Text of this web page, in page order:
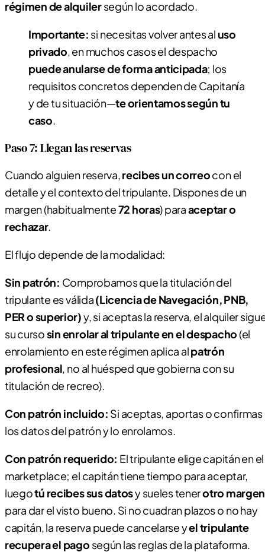
régimen de alquilersegún lo acordado.
Importante: si necesitas volver antes aluso
privado, en muchos casos el despacho
puede anularse de forma anticipada; los
requisitos concretos dependen de Capitanía
y de tu situación—te orientamos según tu
caso.
Paso 7: Llegan las reservas
Cuando alguien reserva,recibes un correocon el
detalle y el contexto del tripulante. Dispones de un
margen (habitualmente72 horas) paraaceptar o
rechazar.
El flujo depende de la modalidad:
Sin patrón: Comprobamos que la titulación del
tripulante es válida(Licencia de Navegación, PNB,
PER o superior)y, si aceptas la reserva, el alquiler
su cursosin enrolar al tripulante en el despacho(el
enrolamiento en este régimen aplica alpatrón
profesional, no al huésped que gobierna con su
titulación de recreo).
Con patrón incluido: Si aceptas, aportas o confirmas
los datos del patrón y lo enrolamos.
Con patrón requerido: El tripulante elige capitán en el
marketplace; el capitán tiene tiempo para aceptar,
luegotú recibes sus datosy sueles tenerotro margen
para dar el visto bueno. Si no cuadran plazos o no hay
capitán, la reserva puede cancelarse yel tripulante
recupera el pago según las reglas de la plataforma.